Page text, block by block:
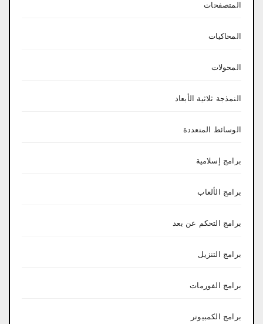
المتصفحات
المحاكيات
المحولات
النمذجة ثلاثية الأبعاد
الوسائط المتعددة
برامج إسلامية
برامج الألعاب
برامج التحكم عن بعد
برامج التنزيل
برامج الفورمات
برامج الكمبيوتر